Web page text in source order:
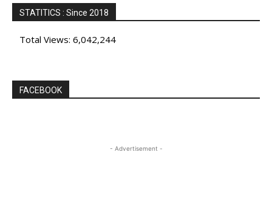
STATITICS : Since 2018
Total Views: 6,042,244
FACEBOOK
- Advertisement -